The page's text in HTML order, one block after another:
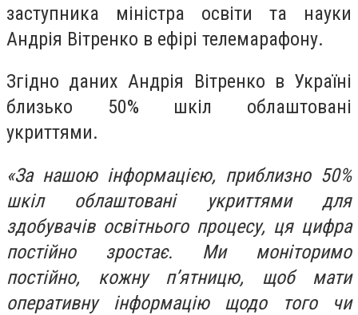
заступника міністра освіти та науки
Андрія Вітренко в ефірі телемарафону.
Згідно даних Андрія Вітренко в Україні
близько 50% шкіл облаштовані
укриттями.
«За нашою інформацією, приблизно 50%
шкіл облаштовані укриттями для
здобувачів освітнього процесу, ця цифра
постійно зростає. Ми моніторимо
постійно, кожну п’ятницю, щоб мати
оперативну інформацію щодо того чи